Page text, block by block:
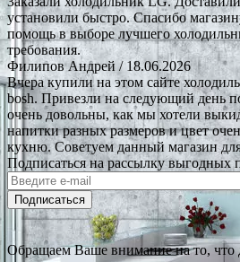
установили быстро. Спасибо
помощь в выборе лучшего
требования.
Филипов Андрей / 18.06.2026
Вчера купили на этом сайте
bosh. Привезли на следующий день
очень довольны, как мы хотели
напитки разных размеров и цвет
кухню. Советуем данный магазин
Подписаться на рассылку выгодных
Подписаться
Обращаем Ваше внимание на то, что